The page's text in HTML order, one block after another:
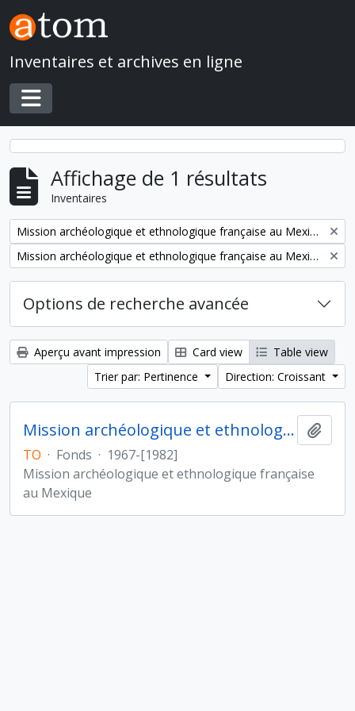
Skip to main content
Inventaires et archives en ligne
Toggle navigation
Affichage de 1 résultats
Inventaires
Remove filter:
Mission archéologique et ethnologique française au Mexique
Remove filter:
Mission archéologique et ethnologique française au Mexique
Options de recherche avancée
Aperçu avant impression Card view
Table view
Trier par: Pertinence
Direction: Croissant
Mission archéologique et ethnologique française au Mexique
TO · Fonds · 1967-[1982]
Mission archéologique et ethnologique française
au Mexique